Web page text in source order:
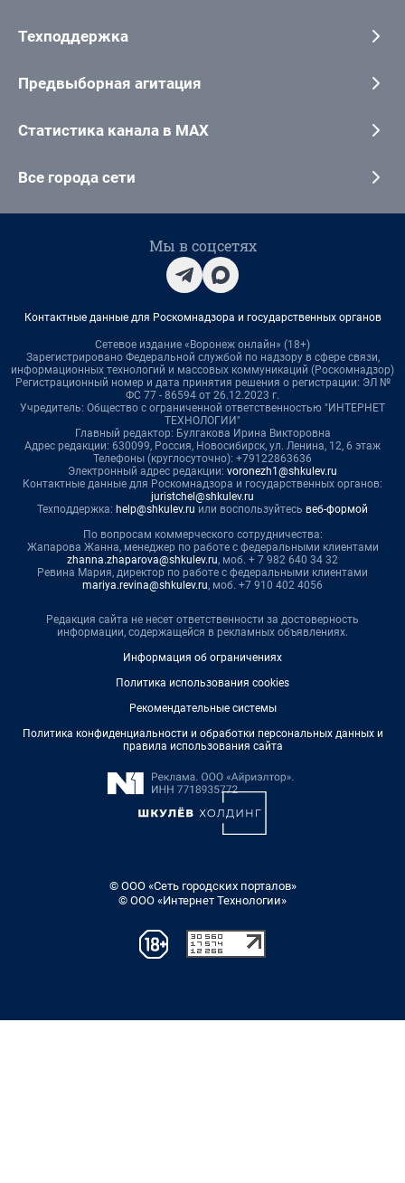
Техподдержка
Предвыборная агитация
Статистика канала в MAX
Все города сети
Мы в соцсетях
Контактные данные для Роскомнадзора и государственных органов
Сетевое издание «Воронеж онлайн» (18+)
Зарегистрировано Федеральной службой по надзору в сфере связи,
информационных технологий и массовых коммуникаций (Роскомнадзор)
Регистрационный номер и дата принятия решения о регистрации: ЭЛ №
ФС 77 - 86594 от 26.12.2023 г.
Учредитель: Общество с ограниченной ответственностью "ИНТЕРНЕТ
ТЕХНОЛОГИИ"
Главный редактор: Булгакова Ирина Викторовна
Адрес редакции: 630099, Россия, Новосибирск, ул. Ленина, 12, 6 этаж
Телефоны (круглосуточно): +79122863636
Электронный адрес редакции: voronezh1@shkulev.ru
Контактные данные для Роскомнадзора и государственных органов:
juristchel@shkulev.ru
Техподдержка: help@shkulev.ru или воспользуйтесь веб-формой
По вопросам коммерческого сотрудничества:
Жапарова Жанна, менеджер по работе с федеральными клиентами
zhanna.zhaparova@shkulev.ru, моб. + 7 982 640 34 32
Ревина Мария, директор по работе с федеральными клиентами
mariya.revina@shkulev.ru, моб. +7 910 402 4056
Редакция сайта не несет ответственности за достоверность
информации, содержащейся в рекламных объявлениях.
Информация об ограничениях
Политика использования cookies
Рекомендательные системы
Политика конфиденциальности и обработки персональных данных и
правила использования сайта
© ООО «Сеть городских порталов»
© ООО «Интернет Технологии»